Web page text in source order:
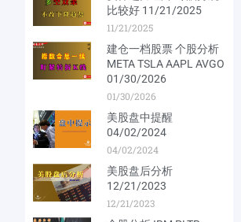
比较好 11/21/2025
11/21/2025
建仓一档股票 个股分析
META TSLA AAPL AVGO
01/30/2026
01/30/2026
美股盘中提醒
04/02/2024
04/02/2024
美股盘后分析
12/21/2023
12/21/2023